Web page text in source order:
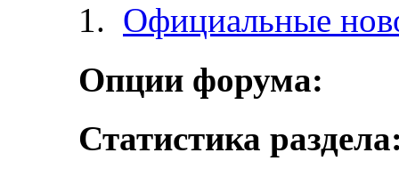
Официальные
Опции форума:
Статистика